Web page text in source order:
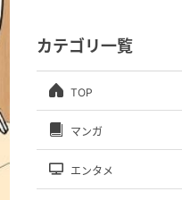
カテゴリ一覧
TOP
マンガ
エンタメ